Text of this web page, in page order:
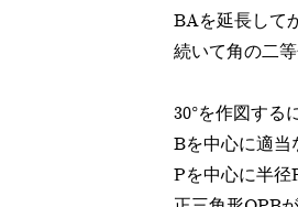
BAを延長して
続いて角の二
30°を作図する
Bを中心に適当
Pを中心に半径